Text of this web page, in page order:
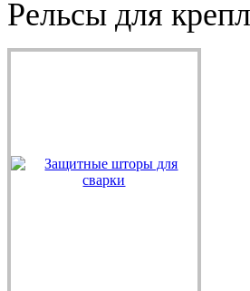
Рельсы для